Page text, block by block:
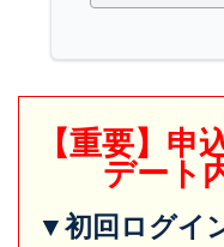
【重要】
デート
▼初回ログイ